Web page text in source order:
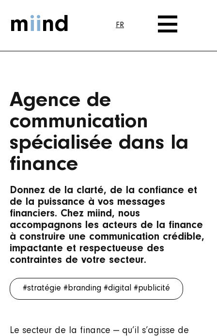
miind FR
Agence de
communication
spécialisée dans la
finance
Donnez de la clarté, de la confiance et
de la puissance à vos messages
financiers. Chez miind, nous
accompagnons les acteurs de la finance
à construire une communication crédible,
impactante et respectueuse des
contraintes de votre secteur.
#stratégie #branding #digital #publicité
Le secteur de la finance — qu’il s’agisse de